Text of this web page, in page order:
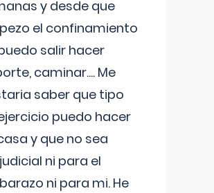
y desde que
el confinamiento
salir hacer
caminar.... Me
saber que tipo
puedo hacer
y que no sea
ni para el
ni para mi. He